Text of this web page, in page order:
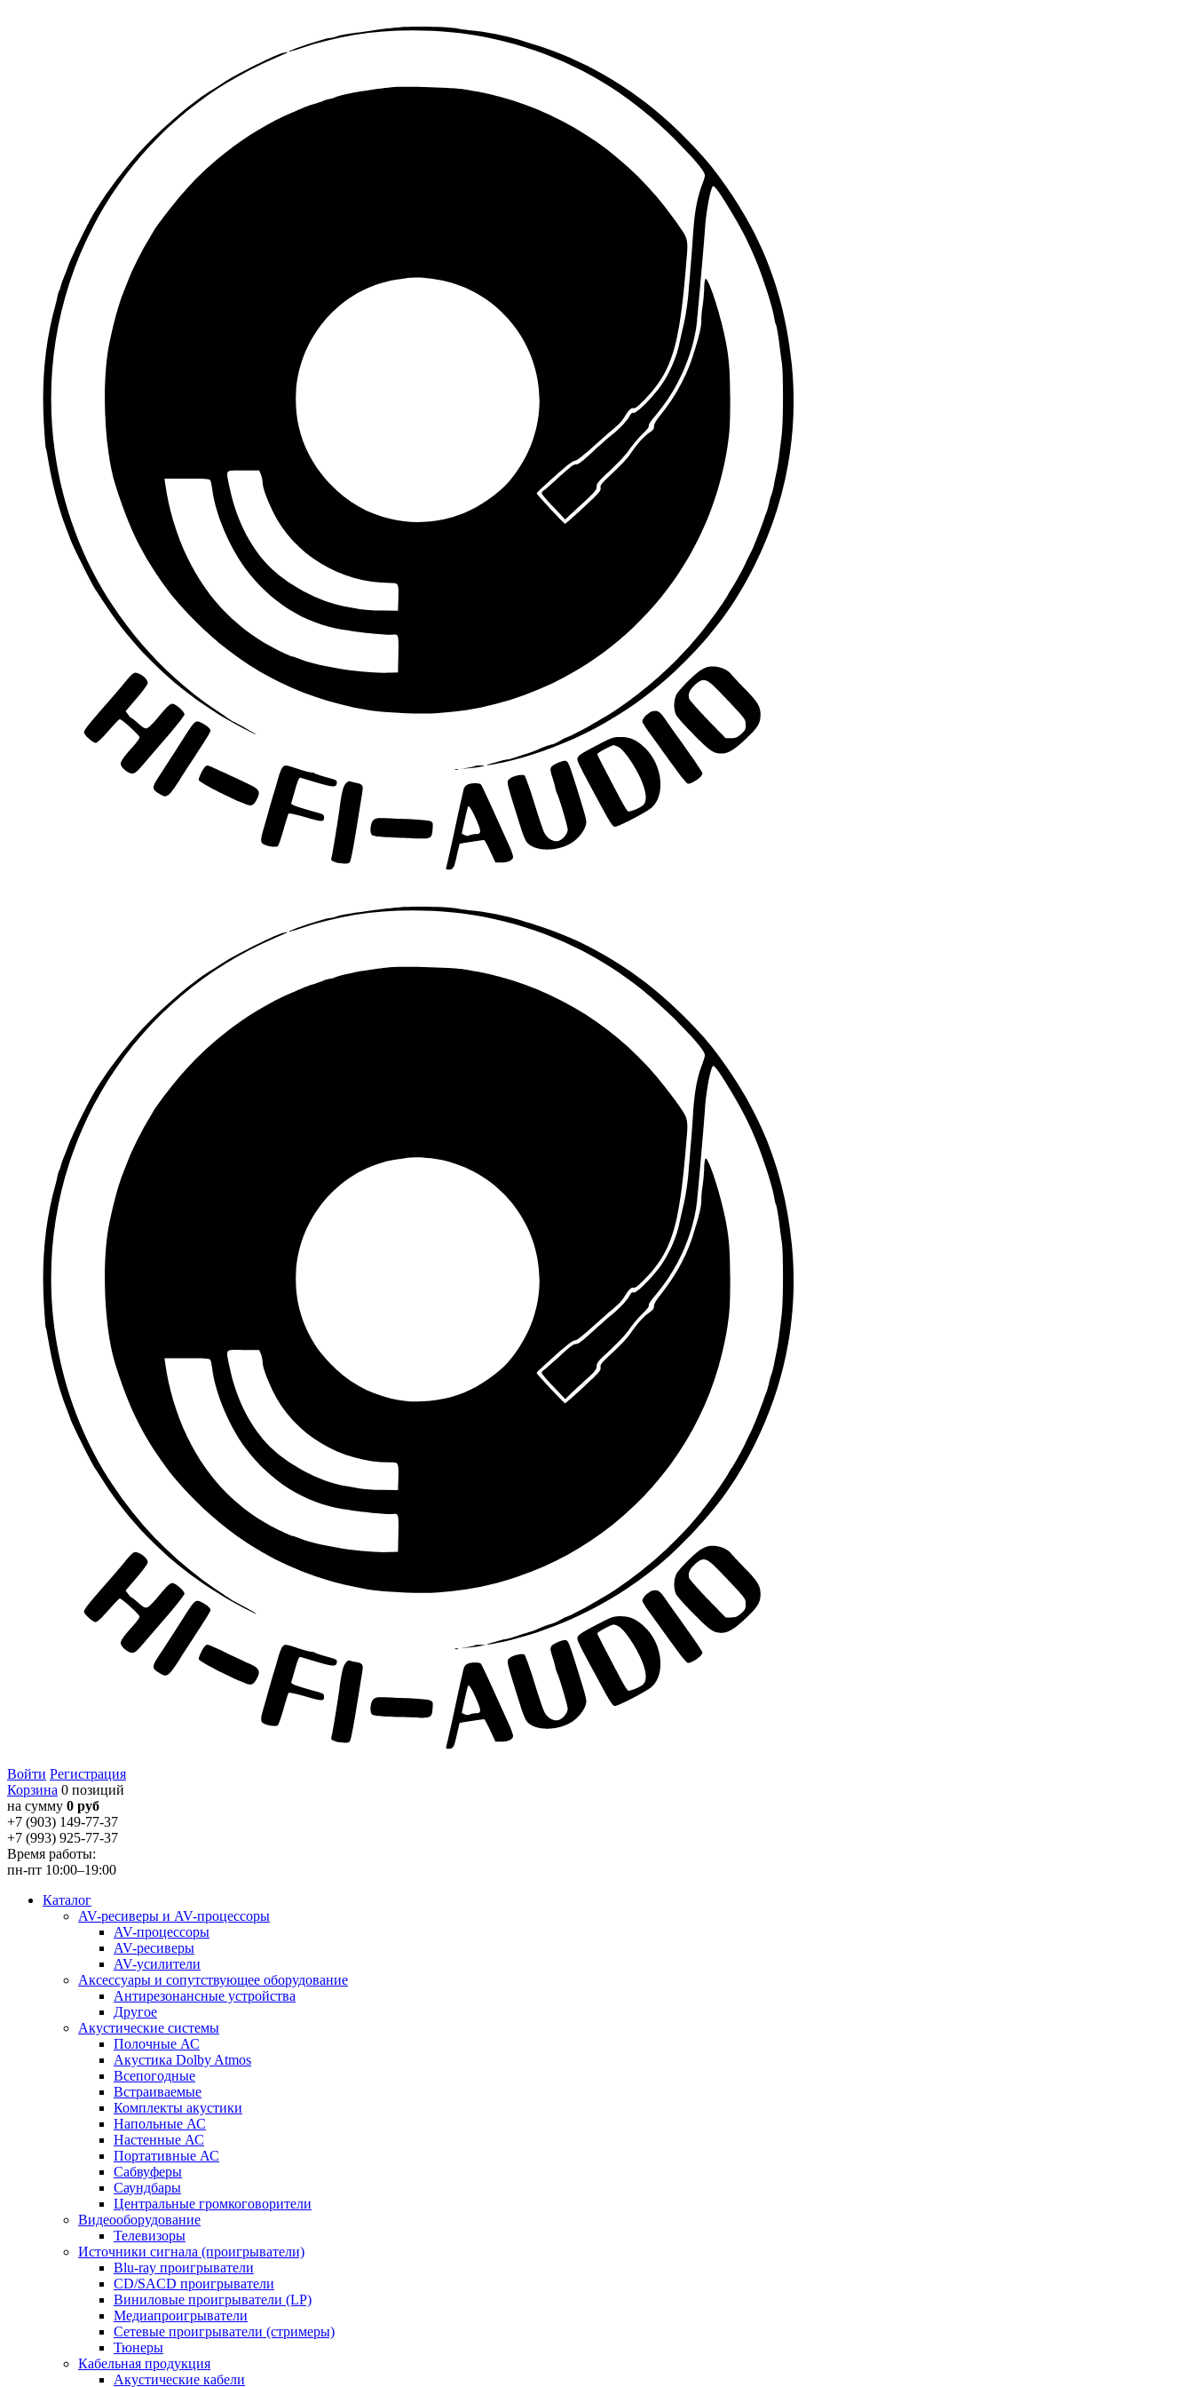
Войти Регистрация
Корзина 0 позиций
на сумму 0 руб
+7 (903) 149-77-37
+7 (993) 925-77-37
Время работы:
пн-пт 10:00–19:00
Каталог
AV-ресиверы и AV-процессоры
AV-процессоры
AV-ресиверы
AV-усилители
Аксессуары и сопутствующее оборудование
Антирезонансные устройства
Другое
Акустические системы
Полочные АС
Акустика Dolby Atmos
Всепогодные
Встраиваемые
Комплекты акустики
Напольные АС
Настенные АС
Портативные АС
Сабвуферы
Саундбары
Центральные громкоговорители
Видеооборудование
Телевизоры
Источники сигнала (проигрыватели)
Blu-ray проигрыватели
CD/SACD проигрыватели
Виниловые проигрыватели (LP)
Медиапроигрыватели
Сетевые проигрыватели (стримеры)
Тюнеры
Кабельная продукция
Акустические кабели